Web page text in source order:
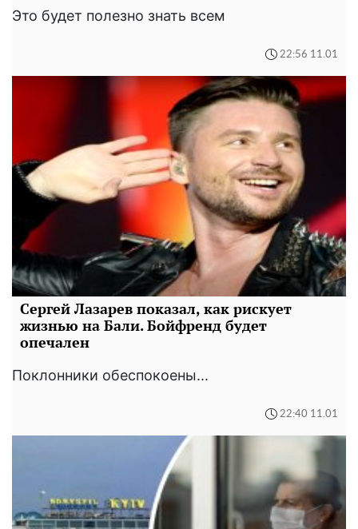
Это будет полезно знать всем
22:56 11.01
Сергей Лазарев показал, как рискует
жизнью на Бали. Бойфренд будет
опечален
Поклонники обеспокоены...
22:40 11.01